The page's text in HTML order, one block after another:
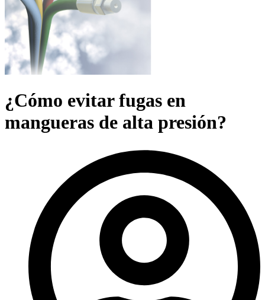
¿Cómo evitar fugas en
mangueras de alta presión?